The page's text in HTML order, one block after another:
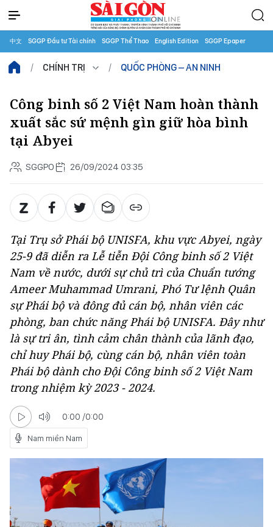
中文 SGGP Đầu tư Tài chính SGGP Thể Thao English Edition SGGP Epaper
CHÍNH TRỊ QUỐC PHÒNG – AN NINH
Công binh số 2 Việt Nam hoàn thành
xuất sắc sứ mệnh gìn giữ hòa bình
tại Abyei
SGGPO 26/09/2024 03:35
Tại Trụ sở Phái bộ UNISFA, khu vực Abyei, ngày
25-9 đã diễn ra Lễ tiễn Đội Công binh số 2 Việt
Nam về nước, dưới sự chủ trì của Chuẩn tướng
Ameer Muhammad Umrani, Phó Tư lệnh Quân
sự Phái bộ và đông đủ cán bộ, nhân viên các
phòng, ban chức năng Phái bộ UNISFA. Đây như
là sự tri ân, tình cảm chân thành của lãnh đạo,
chỉ huy Phái bộ, cùng cán bộ, nhân viên toàn
Phái bộ dành cho Đội Công binh số 2 Việt Nam
trong nhiệm kỳ 2023 - 2024.
0:00 /0:00
Nam miền Nam